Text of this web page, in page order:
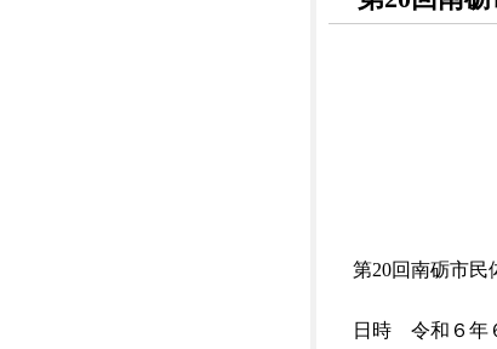
第20回南砺市民
日時 令和６年